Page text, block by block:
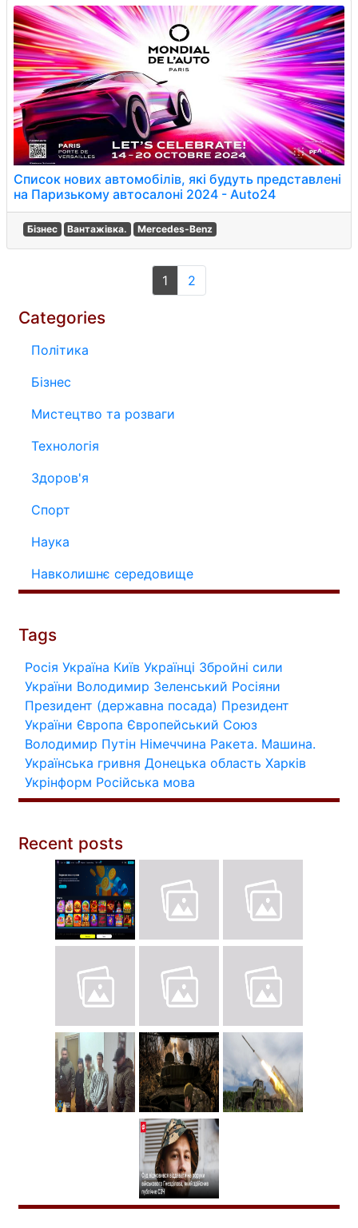
Список нових автомобілів, які будуть представлені
на Паризькому автосалоні 2024 - Auto24
Бізнес Вантажівка. Mercedes-Benz
1 2
Categories
Політика
Бізнес
Мистецтво та розваги
Технологія
Здоров'я
Спорт
Наука
Навколишнє середовище
Tags
Росія Україна Київ Українці Збройні сили
України Володимир Зеленський Росіяни
Президент (державна посада) Президент
України Європа Європейський Союз
Володимир Путін Німеччина Ракета. Машина.
Українська гривня Донецька область Харків
Укрінформ Російська мова
Recent posts